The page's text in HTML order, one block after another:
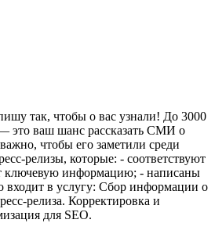
так, чтобы о вас узнали! До 3000
это ваш шанс рассказать СМИ о
чтобы его заметили среди
релизы, которые: - соответствуют
ключевую информацию; - написаны
входит в услугу: Сбор информации о
релиза. Корректировка и
для SEO.